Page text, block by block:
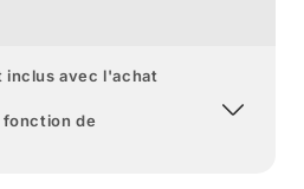
inclus avec l'achat
fonction de